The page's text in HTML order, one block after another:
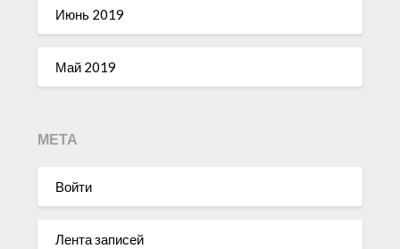
Июнь 2019
Май 2019
МЕТА
Войти
Лента записей